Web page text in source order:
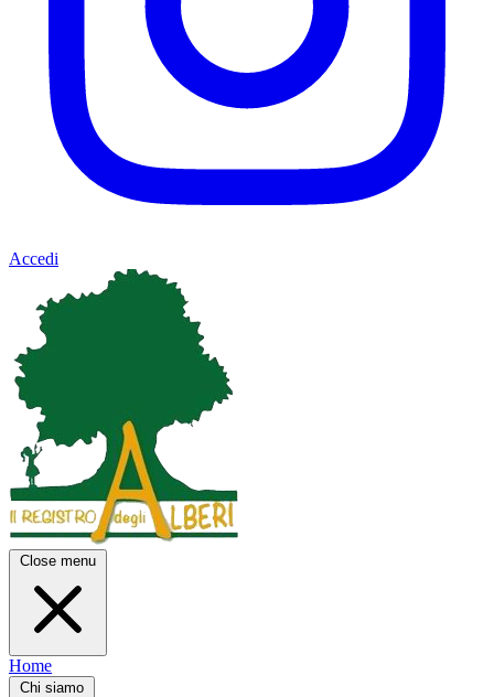
Accedi
Close menu
Home
Chi siamo